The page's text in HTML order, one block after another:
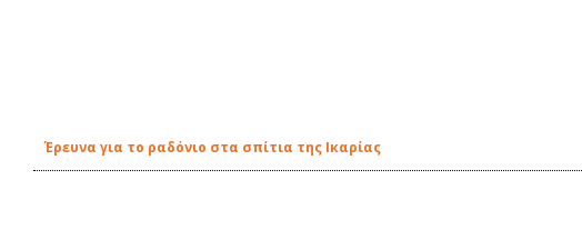
Έρευνα για το ραδόνιο στα σπίτια της Ικαρίας